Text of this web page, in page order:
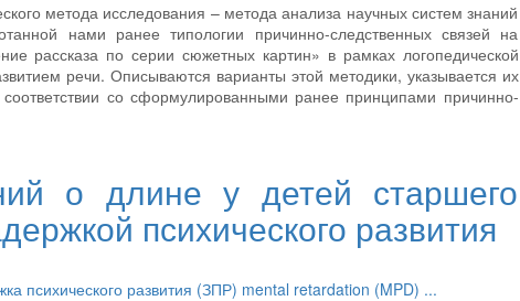
метода исследования – метода анализа научных систем знаний
нами ранее типологии причинно-следственных связей на
рассказа по серии сюжетных картин» в рамках логопедической
речи. Описываются варианты этой методики, указывается их
со сформулированными ранее принципами причинно-
о длине у детей старшего
психического развития
психического развития (ЗПР) mental retardation (MPD) ...